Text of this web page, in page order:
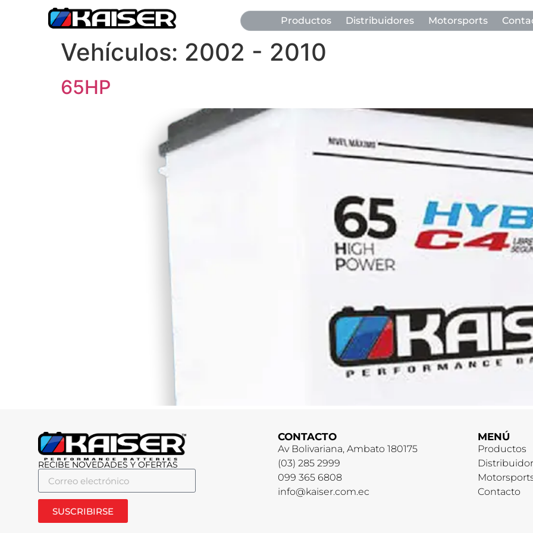
Productos Distribuidores Motorsports
Vehículos: 2002 - 2010
65HP
RECIBE NOVEDADES Y OFERTAS
SUSCRIBIRSE
CONTACTO
Av Bolivariana, Ambato 180175
(03) 285 2999
099 365 6808
info@kaiser.com.ec
MENÚ
Productos
Contacto